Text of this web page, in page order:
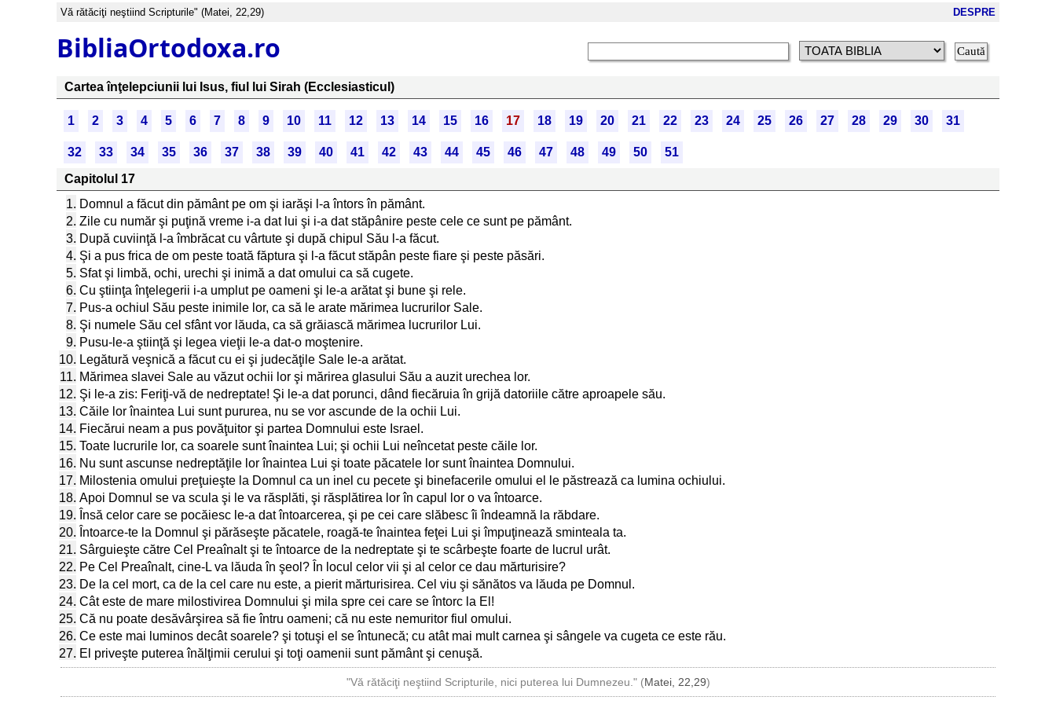
Vă rătăciţi neştiind Scripturile" (Matei, 22,29) DESPRE
BibliaOrtodoxa.ro
Cartea înţelepciunii lui Isus, fiul lui Sirah (Ecclesiasticul)
1 2 3 4 5 6 7 8 9 10 11 12 13 14 15 16 17 18 19 20 21 22 23 24 25 26 27 28 29 30 31
32 33 34 35 36 37 38 39 40 41 42 43 44 45 46 47 48 49 50
51
Capitolul 17
1. Domnul a făcut din pământ pe om şi iarăşi l-a întors în pământ.
2. Zile cu număr şi puţină vreme i-a dat lui şi i-a dat stăpânire peste cele ce sunt pe pământ.
3. După cuviinţă l-a îmbrăcat cu vârtute şi după chipul Său l-a făcut.
4. Şi a pus frica de om peste toată făptura şi l-a făcut stăpân peste fiare şi peste păsări.
5. Sfat şi limbă, ochi, urechi şi inimă a dat omului ca să cugete.
6. Cu ştiinţa înţelegerii i-a umplut pe oameni şi le-a arătat şi bune şi rele.
7. Pus-a ochiul Său peste inimile lor, ca să le arate mărimea lucrurilor Sale.
8. Şi numele Său cel sfânt vor lăuda, ca să grăiască mărimea lucrurilor Lui.
9. Pusu-le-a ştiinţă şi legea vieţii le-a dat-o moştenire.
10. Legătură veşnică a făcut cu ei şi judecăţile Sale le-a arătat.
11. Mărimea slavei Sale au văzut ochii lor şi mărirea glasului Său a auzit urechea lor.
12. Şi le-a zis: Feriţi-vă de nedreptate! Şi le-a dat porunci, dând fiecăruia în grijă datoriile către aproapele său.
13. Căile lor înaintea Lui sunt pururea, nu se vor ascunde de la ochii Lui.
14. Fiecărui neam a pus povăţuitor şi partea Domnului este Israel.
15. Toate lucrurile lor, ca soarele sunt înaintea Lui; şi ochii Lui neîncetat peste căile lor.
16. Nu sunt ascunse nedreptăţile lor înaintea Lui şi toate păcatele lor sunt înaintea Domnului.
17. Milostenia omului preţuieşte la Domnul ca un inel cu pecete şi binefacerile omului el le păstrează ca lumina ochiului.
18. Apoi Domnul se va scula şi le va răsplăti, şi răsplătirea lor în capul lor o va întoarce.
19. Însă celor care se pocăiesc le-a dat întoarcerea, şi pe cei care slăbesc îi îndeamnă la răbdare.
20. Întoarce-te la Domnul şi părăseşte păcatele, roagă-te înaintea feţei Lui şi împuţinează sminteala ta.
21. Sârguieşte către Cel Preaînalt şi te întoarce de la nedreptate şi te scârbeşte foarte de lucrul urât.
22. Pe Cel Preaînalt, cine-L va lăuda în şeol? În locul celor vii şi al celor ce dau mărturisire?
23. De la cel mort, ca de la cel care nu este, a pierit mărturisirea. Cel viu şi sănătos va lăuda pe Domnul.
24. Cât este de mare milostivirea Domnului şi mila spre cei care se întorc la El!
25. Că nu poate desăvârşirea să fie întru oameni; că nu este nemuritor fiul omului.
26. Ce este mai luminos decât soarele? şi totuşi el se întunecă; cu atât mai mult carnea şi sângele va cugeta ce este rău.
27. El priveşte puterea înălţimii cerului şi toţi oamenii sunt pământ şi cenuşă.
"Vă rătăciţi neştiind Scripturile, nici puterea lui Dumnezeu." (Matei, 22,29)